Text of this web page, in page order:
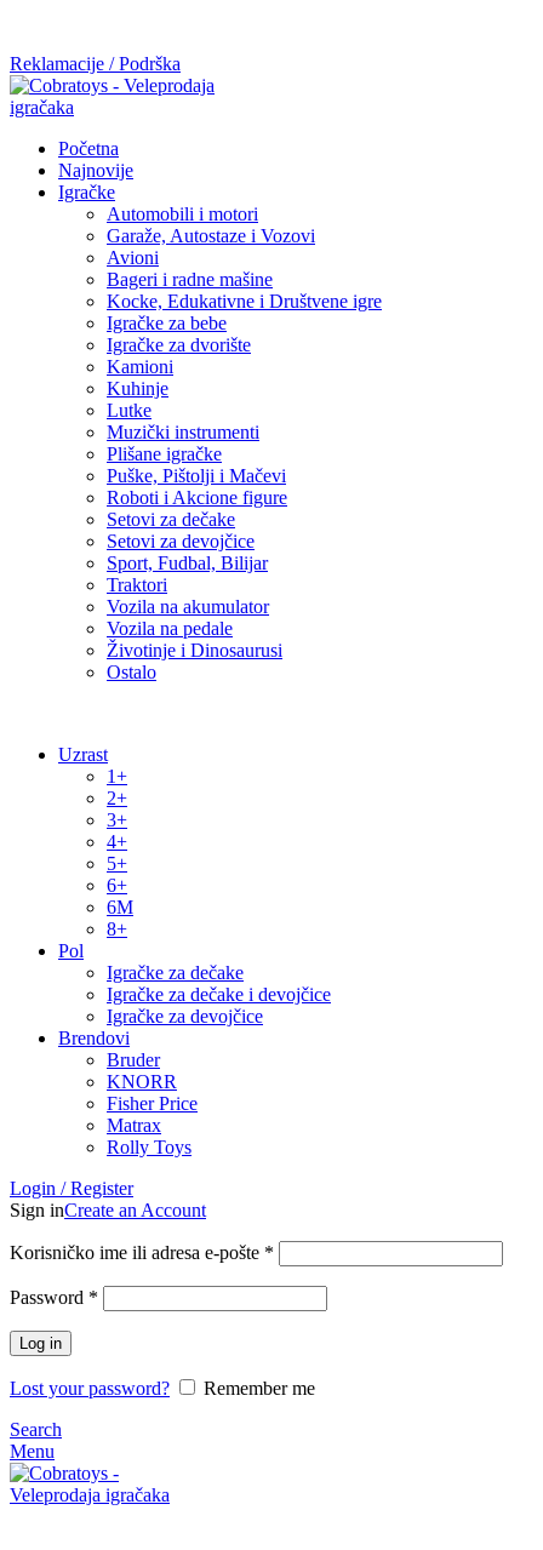
Reklamacije / Podrška
Početna
Najnovije
Igračke
Automobili i motori
Garaže, Autostaze i Vozovi
Avioni
Bageri i radne mašine
Kocke, Edukativne i Društvene igre
Igračke za bebe
Igračke za dvorište
Kamioni
Kuhinje
Lutke
Muzički instrumenti
Plišane igračke
Puške, Pištolji i Mačevi
Roboti i Akcione figure
Setovi za dečake
Setovi za devojčice
Sport, Fudbal, Bilijar
Traktori
Vozila na akumulator
Vozila na pedale
Životinje i Dinosaurusi
Ostalo
Uzrast
1+
2+
3+
4+
5+
6+
6M
8+
Pol
Igračke za dečake
Igračke za dečake i devojčice
Igračke za devojčice
Brendovi
Bruder
KNORR
Fisher Price
Matrax
Rolly Toys
Login / Register
Sign inCreate an Account
Korisničko ime ili adresa e-pošte *
Password *
Log in
Lost your password?
Remember me
Search
Menu